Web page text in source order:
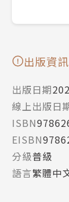
出版資訊
出版日期
線上出版日
ISBN
EISBN
分級普級
語言繁體中